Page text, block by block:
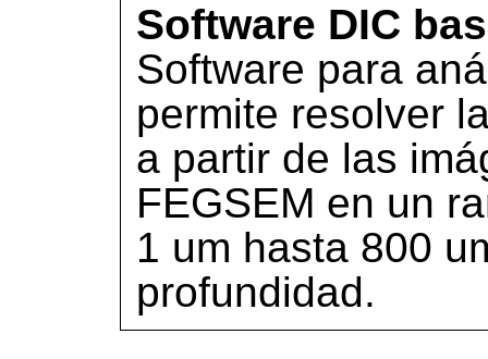
Software DIC
Software para
permite resolver
a partir de las
FEGSEM en un
1 um hasta 800
profundidad.